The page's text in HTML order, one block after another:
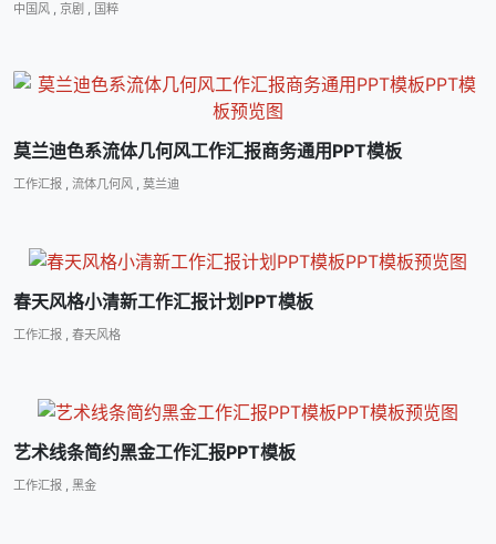
中国风 , 京剧 , 国粹
莫兰迪色系流体几何风工作汇报商务通用PPT模板
工作汇报 , 流体几何风 , 莫兰迪
春天风格小清新工作汇报计划PPT模板
工作汇报 , 春天风格
艺术线条简约黑金工作汇报PPT模板
工作汇报 黑金